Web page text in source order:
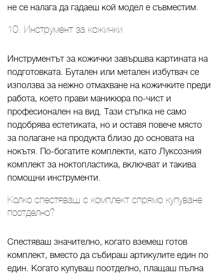
не се налага да гадаеш кой модел е съвместим.
10. Инструмент за кожички
Инструментът за кожички завършва картината на
подготовката. Бутален или метален избутвач се
използва за нежно отмахване на кожичките преди
работа, което прави маникюра по-чист и
професионален на вид. Тази стъпка не само
подобрява естетиката, но и оставя повече място
за полагане на продукта близо до основата на
нокътя. По-богатите комплекти, като Луксозния
комплект за ноктопластика, включват и такива
помощни инструменти.
Колко спестяваш с комплект спрямо купуване
поотделно?
Спестяваш значително, когато вземеш готов
комплект, вместо да събираш артикулите един по
един. Когато купуваш поотделно, плащаш пълна